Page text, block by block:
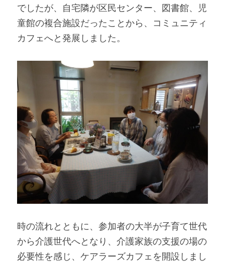
でしたが、自宅隣が区民センター、図書館、児
童館の複合施設だったことから、コミュニティ
カフェへと発展しました。
時の流れとともに、参加者の大半が子育て世代
から介護世代へとなり、介護家族の支援の場の
必要性を感じ、ケアラーズカフェを開設しまし